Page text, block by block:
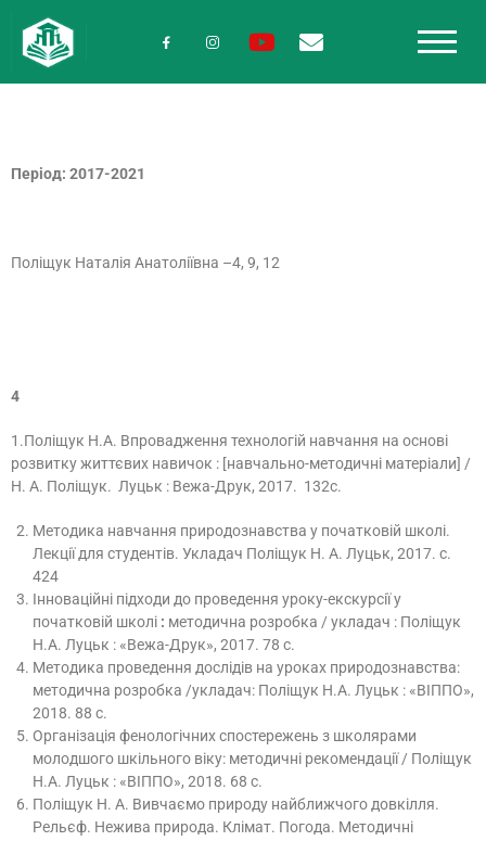
Період: 2017-2021
Поліщук Наталія Анатоліївна –4, 9, 12
4
1.Поліщук Н.А. Впровадження технологій навчання на основі
розвитку життєвих навичок : [навчально-методичні матеріали] /
Н. А. Поліщук. Луцьк : Вежа-Друк, 2017. 132с.
Методика навчання природознавства у початковій школі.
Лекції для студентів. Укладач Поліщук Н. А. Луцьк, 2017. с.
424
Інноваційні підходи до проведення уроку-екскурсії у
початковій школі : методична розробка / укладач : Поліщук
Н.А. Луцьк : «Вежа-Друк», 2017. 78 с.
Методика проведення дослідів на уроках природознавства:
методична розробка /укладач: Поліщук Н.А. Луцьк : «ВІППО»,
2018. 88 с.
Організація фенологічних спостережень з школярами
молодшого шкільного віку: методичні рекомендації / Поліщук
Н.А. Луцьк : «ВІППО», 2018. 68 с.
Поліщук Н. А. Вивчаємо природу найближчого довкілля.
Рельєф. Нежива природа. Клімат. Погода. Методичні